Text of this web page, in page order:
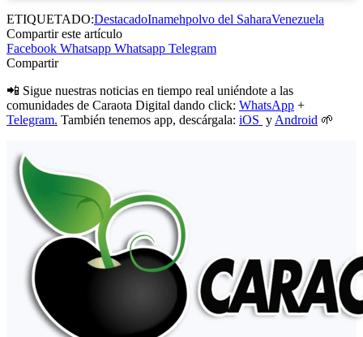
ETIQUETADO:DestacadoInamehpolvo del SaharaVenezuela
Compartir este artículo
Facebook Whatsapp Whatsapp Telegram
Compartir
📲 Sigue nuestras noticias en tiempo real uniéndote a las
comunidades de Caraota Digital dando click: WhatsApp +
Telegram. También tenemos app, descárgala: iOS yAndroid 🌱